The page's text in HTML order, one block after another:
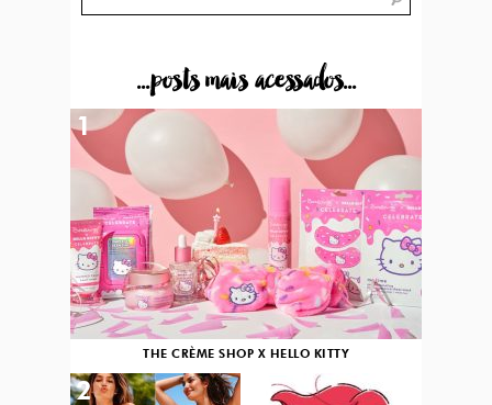
...posts mais acessados...
THE CRÈME SHOP X HELLO KITTY
1
2 3